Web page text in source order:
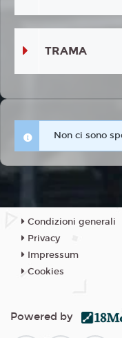
TRAMA
Non ci sono
Condizioni generali
Privacy
Impressum
Cookies
Powered by